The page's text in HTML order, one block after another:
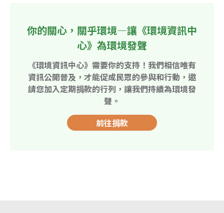
你的關心，關乎環境—讓《環境資訊中
心》為環境發聲
《環境資訊中心》需要你的支持！我們相信唯有
資訊公開普及，才能促成民眾的參與和行動，邀
請您加入定期捐款的行列，讓我們持續為環境發
聲。
前往捐款